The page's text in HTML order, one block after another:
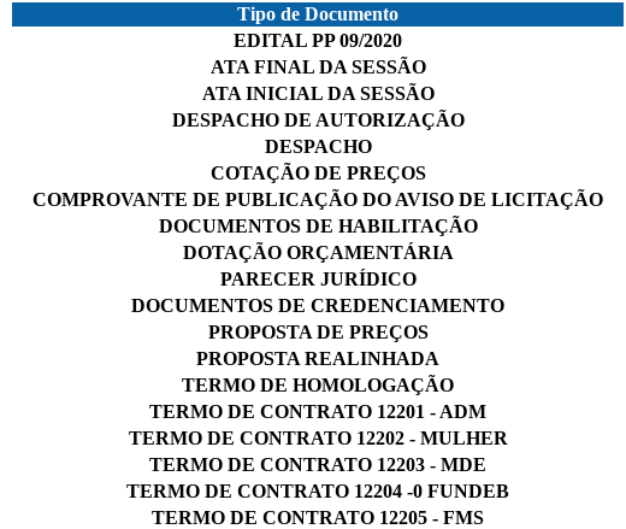
Tipo de Documento
EDITAL PP 09/2020
ATA FINAL DA SESSÃO
ATA INICIAL DA SESSÃO
DESPACHO DE AUTORIZAÇÃO
DESPACHO
COTAÇÃO DE PREÇOS
COMPROVANTE DE PUBLICAÇÃO DO AVISO DE LICITAÇÃO
DOCUMENTOS DE HABILITAÇÃO
DOTAÇÃO ORÇAMENTÁRIA
PARECER JURÍDICO
DOCUMENTOS DE CREDENCIAMENTO
PROPOSTA DE PREÇOS
PROPOSTA REALINHADA
TERMO DE HOMOLOGAÇÃO
TERMO DE CONTRATO 12201 - ADM
TERMO DE CONTRATO 12202 - MULHER
TERMO DE CONTRATO 12203 - MDE
TERMO DE CONTRATO 12204 -0 FUNDEB
TERMO DE CONTRATO 12205 - FMS